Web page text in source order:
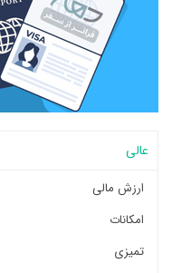
عالی
ارزش مالی
امکانات
تمیزی